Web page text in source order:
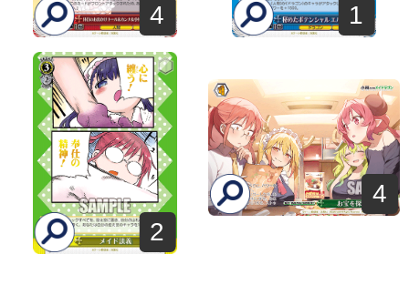
4 1
2
4